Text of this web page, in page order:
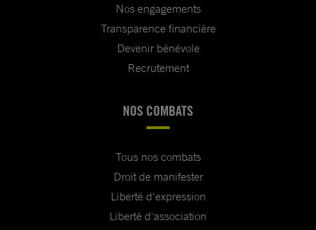
Nos engagements
Transparence financière
Devenir bénévole
Recrutement
NOS COMBATS
Tous nos combats
Droit de manifester
Liberté d'expression
Liberté d'association